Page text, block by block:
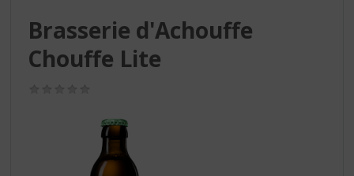
Brasserie d'Achouffe
Chouffe Lite